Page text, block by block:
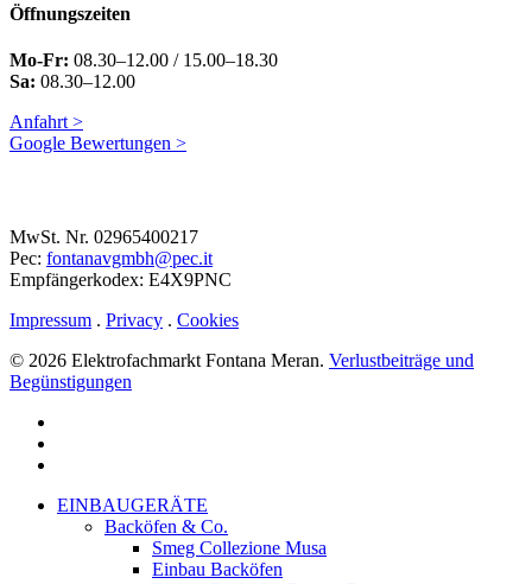
Öffnungszeiten
Mo-Fr: 08.30–12.00 / 15.00–18.30
Sa: 08.30–12.00
Anfahrt >
Google Bewertungen >
MwSt. Nr. 02965400217
Pec: fontanavgmbh@pec.it
Empfängerkodex: E4X9PNC
Impressum . Privacy . Cookies
© 2026 Elektrofachmarkt Fontana Meran. Verlustbeiträge und
Begünstigungen
Close
EINBAUGERÄTE
Backöfen & Co.
Smeg Collezione Musa
Einbau Backöfen